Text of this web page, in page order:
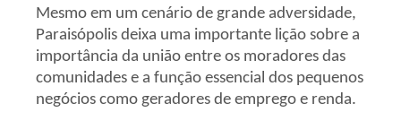
Mesmo em um cenário de grande adversidade,
Paraisópolis deixa uma importante lição sobre a
importância da união entre os moradores das
comunidades e a função essencial dos pequenos
negócios como geradores de emprego e renda.